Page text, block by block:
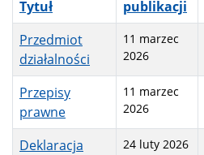
Tytuł
publikacji
Przedmiot
działalności
11 marzec
2026
Przepisy
prawne
11 marzec
2026
Deklaracja
24 luty 2026